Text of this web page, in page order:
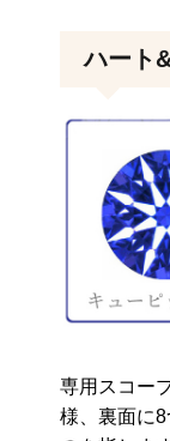
ハート
専用スコー
様、裏面に